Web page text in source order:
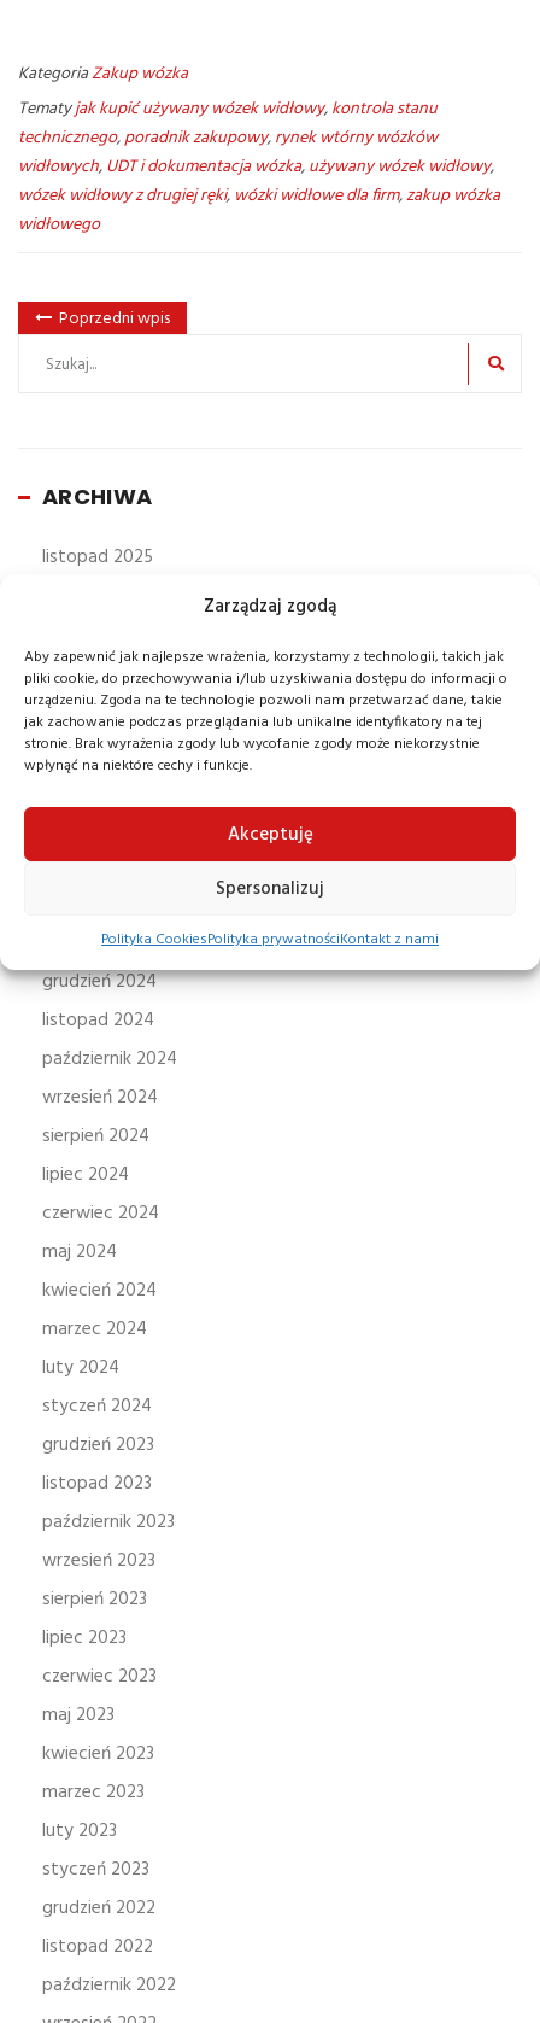
Zarządzaj zgodą
Aby zapewnić jak najlepsze wrażenia, korzystamy z technologii, takich jak
pliki cookie, do przechowywania i/lub uzyskiwania dostępu do informacji o
urządzeniu. Zgoda na te technologie pozwoli nam przetwarzać dane, takie
jak zachowanie podczas przeglądania lub unikalne identyfikatory na tej
stronie. Brak wyrażenia zgody lub wycofanie zgody może niekorzystnie
wpłynąć na niektóre cechy i funkcje.
Akceptuję
Spersonalizuj
Polityka CookiesPolityka prywatnościKontakt z nami
KategoriaZakup wózka
Tematyjak kupić używany wózek widłowy,kontrola stanu
technicznego,poradnik zakupowy,rynek wtórny wózków
widłowych,UDT i dokumentacja wózka,używany wózek widłowy,
wózek widłowy z drugiej ręki, wózki widłowe dla firm,zakup wózka
widłowego
Poprzedni wpis
ARCHIWA
listopad 2025
sierpień 2025
lipiec 2025
czerwiec 2025
marzec 2025
styczeń 2025
grudzień 2024
listopad 2024
październik 2024
wrzesień 2024
sierpień 2024
lipiec 2024
czerwiec 2024
maj 2024
kwiecień 2024
marzec 2024
luty 2024
styczeń 2024
grudzień 2023
listopad 2023
październik 2023
wrzesień 2023
sierpień 2023
lipiec 2023
czerwiec 2023
maj 2023
kwiecień 2023
marzec 2023
luty 2023
styczeń 2023
grudzień 2022
listopad 2022
październik 2022